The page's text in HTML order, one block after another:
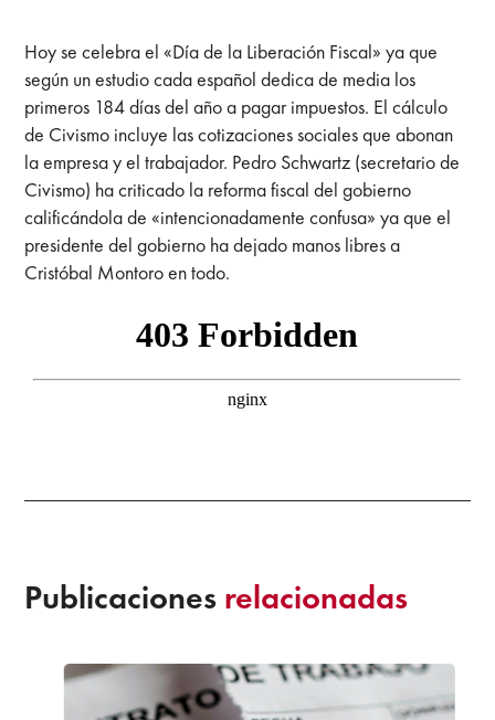
Hoy se celebra el «Día de la Liberación Fiscal» ya que
según un estudio cada español dedica de media los
primeros 184 días del año a pagar impuestos. El cálculo
de Civismo incluye las cotizaciones sociales que abonan
la empresa y el trabajador. Pedro Schwartz (secretario de
Civismo) ha criticado la reforma fiscal del gobierno
calificándola de «intencionadamente confusa» ya que el
presidente del gobierno ha dejado manos libres a
Cristóbal Montoro en todo.
Publicaciones relacionadas